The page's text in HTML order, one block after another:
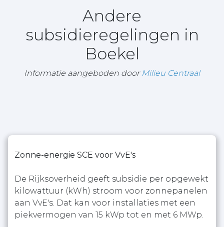
Andere
subsidieregelingen in
Boekel
Informatie aangeboden door Milieu Centraal
Zonne-energie SCE voor VvE's
De Rijksoverheid geeft subsidie per opgewekt
kilowattuur (kWh) stroom voor zonnepanelen
aan VvE's. Dat kan voor installaties met een
piekvermogen van 15 kWp tot en met 6 MWp.